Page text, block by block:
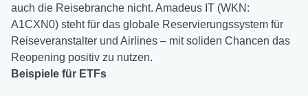
auch die Reisebranche nicht. Amadeus IT (WKN:
A1CXN0) steht für das globale Reservierungssystem für
Reiseveranstalter und Airlines – mit soliden Chancen das
Reopening positiv zu nutzen.
Beispiele für ETFs